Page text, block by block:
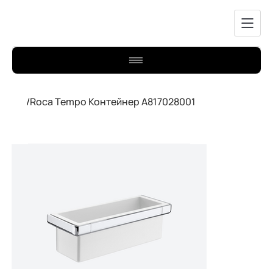
/Roca Tempo Контейнер A817028001